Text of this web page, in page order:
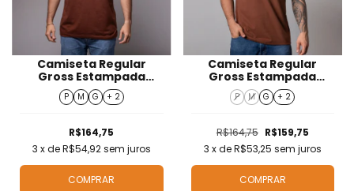
Camiseta Regular
Gross Estampada
Masculino - T426021
P M G + 2
R$164,75
3 x deR$54,92sem juros
COMPRAR
Camiseta Regular
Gross Estampada
Masculino - T426022
P M G + 2
R$164,75 R$159,75
3 x deR$53,25 sem juros
COMPRAR